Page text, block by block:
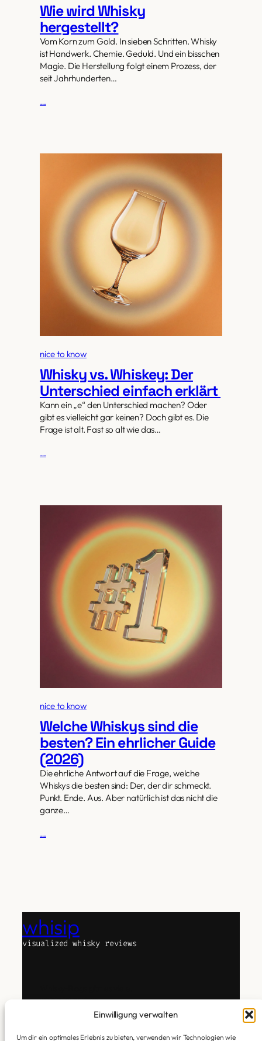
Einwilligung verwalten
Um dir ein optimales Erlebnis zu bieten, verwenden wir Technologien wie
Wie wird Whisky
hergestellt?
Vom Korn zum Gold. In sieben Schritten. Whisky
ist Handwerk. Chemie. Geduld. Und ein bisschen
Magie. Die Herstellung folgt einem Prozess, der
seit Jahrhunderten…
…
nice to know
Whisky vs. Whiskey: Der
Unterschied einfach erklärt
Kann ein „e“ den Unterschied machen? Oder
gibt es vielleicht gar keinen? Doch gibt es. Die
Frage ist alt. Fast so alt wie das…
…
nice to know
Welche Whiskys sind die
besten? Ein ehrlicher Guide
(2026)
Die ehrliche Antwort auf die Frage, welche
Whiskys die besten sind: Der, der dir schmeckt.
Punkt. Ende. Aus. Aber natürlich ist das nicht die
ganze…
…
whisip
visualized whisky reviews
whisip ist anders.
Das Experiment Text, Whisky und Technologie zu